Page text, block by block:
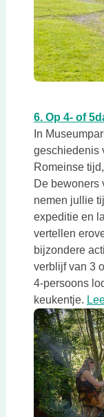
6. Op 4- of
In
geschiedenis
Romeinse
De bewoners
nemen jullie
expeditie en
vertellen
bijzondere
verblijf van 3
4-persoons
keukentje.